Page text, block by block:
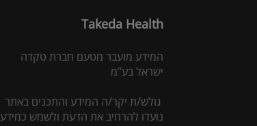
Takeda Health
המידע מועבר מטעם חברת טקדה
ישראל בע"מ
גולש/ת יקר/ה המידע והתכנים באתר
נועדו להרחיב את הדעת ולשמש כמידע